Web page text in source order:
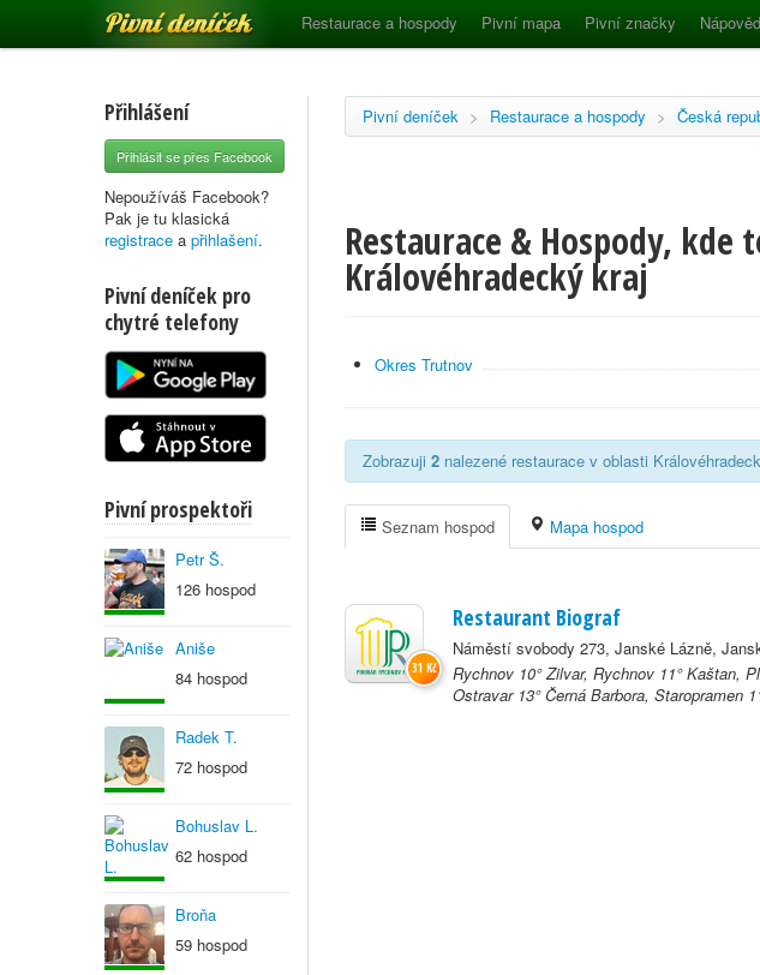
Pivní deníček Restaurace a hospody Pivní mapa Pivní značky
Přihlášení
Přihlásit se přes Facebook
Nepoužíváš Facebook?
Pak je tu klasická
registrace a přihlašení.
Pivní deníček pro
chytré telefony
Pivní prospektoři
Petr Š.
126 hospod
Aniše
84 hospod
Radek T.
72 hospod
Bohuslav L.
62 hospod
Broňa
59 hospod
Pivní deníček > Restaurace a hospody > Česká
Restaurace & Hospody, kde
Královéhradecký kraj
Okres Trutnov
Zobrazuji 2 nalezené restaurace v oblasti
Seznam hospod Mapa hospod
Restaurant Biograf
Náměstí svobody 273, Janské Lázně,
Rychnov 10° Zilvar, Rychnov 11° Kaštan,
Ostravar 13° Černá Barbora, Staropramen
31 Kč